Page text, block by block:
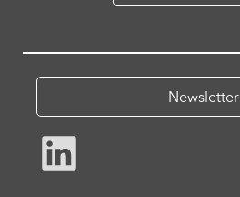
Newsletter